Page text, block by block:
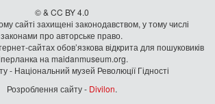
© & CC BY 4.0
сайті захищені законодавством, у тому числі
законами про авторське право.
сайтах обов’язкова відкрита для пошуковиків
на maidanmuseum.org.
- Національний музей Революції Гідності
Розроблення сайту - Divilon.